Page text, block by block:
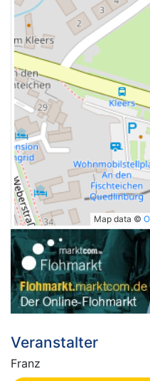
Map data ©
Veranstalter
Franz